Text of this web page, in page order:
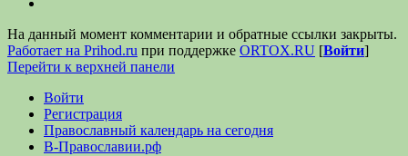
На данный момент комментарии и обратные ссылки закрыты.
Работает на Prihod.ru при поддержке ORTOX.RU [Войти]
Перейти к верхней панели
Войти
Регистрация
Православный календарь на сегодня
В-Православии.рф